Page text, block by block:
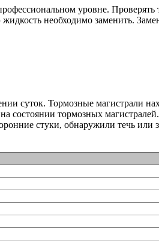
уровне.
необходимо заменить.
суток. Тормозные магистрали
состоянии тормозных
стуки, обнаружили течь